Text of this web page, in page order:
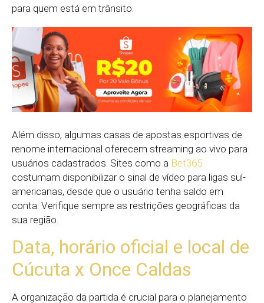
para quem está em trânsito.
Além disso, algumas casas de apostas esportivas de
renome internacional oferecem streaming ao vivo para
usuários cadastrados. Sites como a Bet365
costumam disponibilizar o sinal de vídeo para ligas sul-
americanas, desde que o usuário tenha saldo em
conta. Verifique sempre as restrições geográficas da
sua região.
Data, horário oficial e local de
Cúcuta x Once Caldas
A organização da partida é crucial para o planejamento